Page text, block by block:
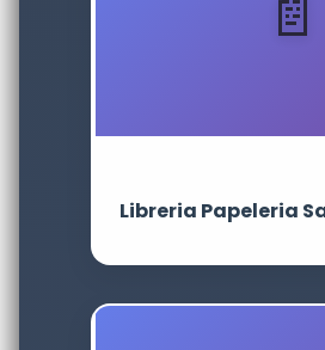
Libreria Papeleria